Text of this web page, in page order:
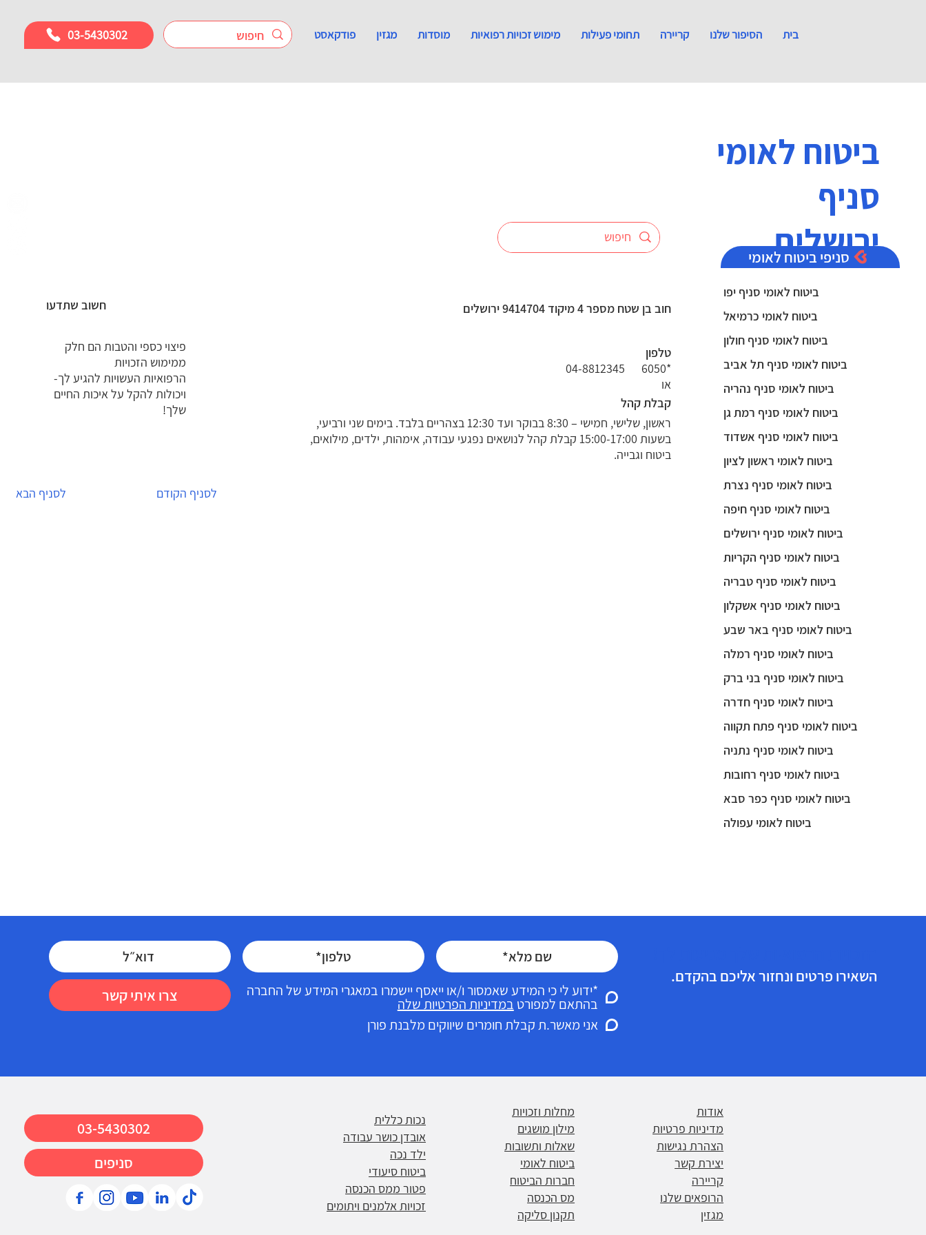
03-5430302 בית הסיפור שלנו קריירה תחומי פעילות מימוש זכויות רפואיות מוסדות מגזין פודקאסט
סניפי ביטוח לאומי
ביטוח לאומי
סניף
ירושלים
פיצוי כספי והטבות הם חלק
ממימוש הזכויות
הרפואיות העשויות להגיע לך-
ויכולות להקל על איכות החיים
שלך!
חשוב שתדעו
ביטוח לאומי סניף יפו
ביטוח לאומי כרמיאל
ביטוח לאומי סניף חולון
ביטוח לאומי סניף תל אביב
ביטוח לאומי סניף נהריה
ביטוח לאומי סניף רמת גן
ביטוח לאומי סניף אשדוד
ביטוח לאומי ראשון לציון
ביטוח לאומי סניף נצרת
ביטוח לאומי סניף חיפה
ביטוח לאומי סניף ירושלים
ביטוח לאומי סניף הקריות
ביטוח לאומי סניף טבריה
ביטוח לאומי סניף אשקלון
ביטוח לאומי סניף באר שבע
ביטוח לאומי סניף רמלה
ביטוח לאומי סניף בני ברק
ביטוח לאומי סניף חדרה
ביטוח לאומי סניף פתח תקווה
ביטוח לאומי סניף נתניה
ביטוח לאומי סניף רחובות
ביטוח לאומי סניף כפר סבא
ביטוח לאומי עפולה
חוב בן שטח מספר 4 מיקוד 9414704 ירושלים
*6050
או
04-8812345
קבלת קהל
ראשון, שלישי, חמישי – 8:30 בבוקר ועד 12:30 בצהריים בלבד. בימים שני ורביעי,
בשעות 15:00-17:00 קבלת קהל לנושאים נפגעי עבודה, אימהות, ילדים, מילואים,
ביטוח וגבייה.
טלפון
לסניף הקודם לסניף הבא
השאירו פרטים ונחזור אליכם בהקדם.
צרו איתי קשר
*ידוע לי כי המידע שאמסור ו/או ייאסף יישמרו במאגרי המידע של החברה
בהתאם למפורט במדיניות הפרטיות שלה
אני מאשר.ת קבלת חומרים שיווקים מלבנת פורן
אודות
מדיניות פרטיות
הצהרת נגישות
יצירת קשר
קריירה
הרופאים שלנו
מגזין
מחלות וזכויות
מילון מושגים
שאלות ותשובות
ביטוח לאומי
חברות הביטוח
מס הכנסה
תקנון סליקה
נכות כללית
אובדן כושר עבודה
ילד נכה
ביטוח סיעודי
פטור ממס הכנסה
זכויות אלמנים ויתומים
03-5430302
סניפים